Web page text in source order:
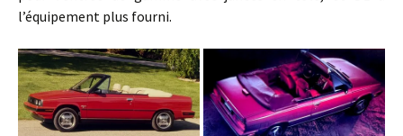
l’équipement plus fourni.